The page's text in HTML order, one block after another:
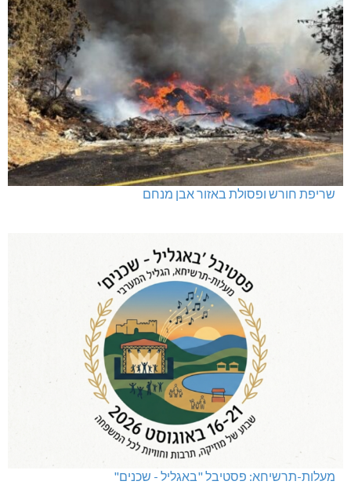
שריפת חורש ופסולת באזור אבן מנחם
מעלות-תרשיחא: פסטיבל "באגליל - שכנים"